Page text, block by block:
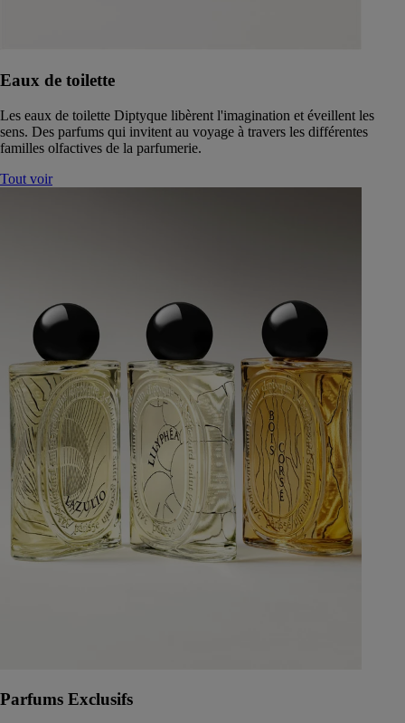
Eaux de toilette
Les eaux de toilette Diptyque libèrent l'imagination et éveillent les
sens. Des parfums qui invitent au voyage à travers les différentes
familles olfactives de la parfumerie.
Tout voir
Parfums Exclusifs